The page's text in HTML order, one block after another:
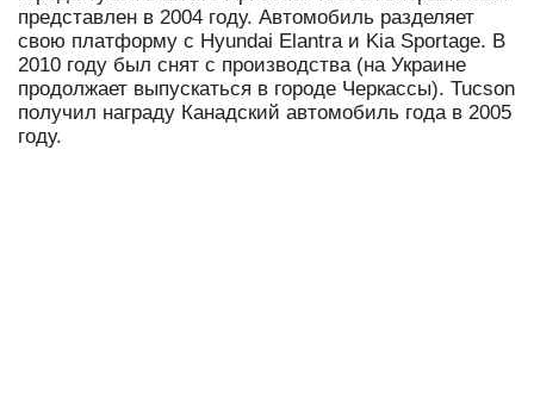
представлен в 2004 году. Автомобиль разделяет
свою платформу с Hyundai Elantra и Kia Sportage. В
2010 году был снят с производства (на Украине
продолжает выпускаться в городе Черкассы). Tucson
получил награду Канадский автомобиль года в 2005
году.